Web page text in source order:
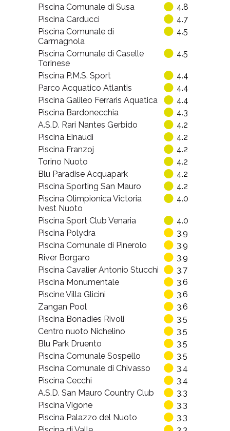
Piscina Comunale di Susa
4.8
Piscina Carducci
4.7
Piscina Comunale di
Carmagnola
4.5
Piscina Comunale di Caselle
Torinese
4.5
Piscina P.M.S. Sport
4.4
Parco Acquatico Atlantis
4.4
Piscina Galileo Ferraris Aquatica
4.4
Piscina Bardonecchia
4.3
A.S.D. Rari Nantes Gerbido
4.2
Piscina Einaudi
4.2
Piscina Franzoj
4.2
Torino Nuoto
4.2
Blu Paradise Acquapark
4.2
Piscina Sporting San Mauro
4.2
Piscina Olimpionica Victoria
Ivest Nuoto
4.0
Piscina Sport Club Venaria
4.0
Piscina Polydra
3.9
Piscina Comunale di Pinerolo
3.9
River Borgaro
3.9
Piscina Cavalier Antonio Stucchi
3.7
Piscina Monumentale
3.6
Piscine Villa Glicini
3.6
Zangan Pool
3.6
Piscina Bonadies Rivoli
3.5
Centro nuoto Nichelino
3.5
Blu Park Druento
3.5
Piscina Comunale Sospello
3.5
Piscina Comunale di Chivasso
3.4
Piscina Cecchi
3.4
A.S.D. San Mauro Country Club
3.3
Piscina Vigone
3.3
Piscina Palazzo del Nuoto
3.3